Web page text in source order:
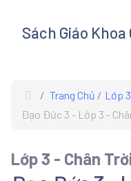
Sách Giáo Khoa
Trang Chủ Lớp 3
Đạo Đức 3 - Lớp 3 -
Lớp 3 - Chân